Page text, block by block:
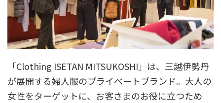
「Clothing ISETAN MITSUKOSHI」は、三越伊勢丹
が展開する婦人服のプライベートブランド。大人の
女性をターゲットに、お客さまのお役に立つため